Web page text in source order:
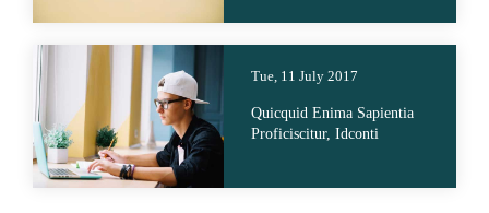
Tue, 11 July 2017
Quicquid Enima Sapientia
Proficiscitur, Idconti